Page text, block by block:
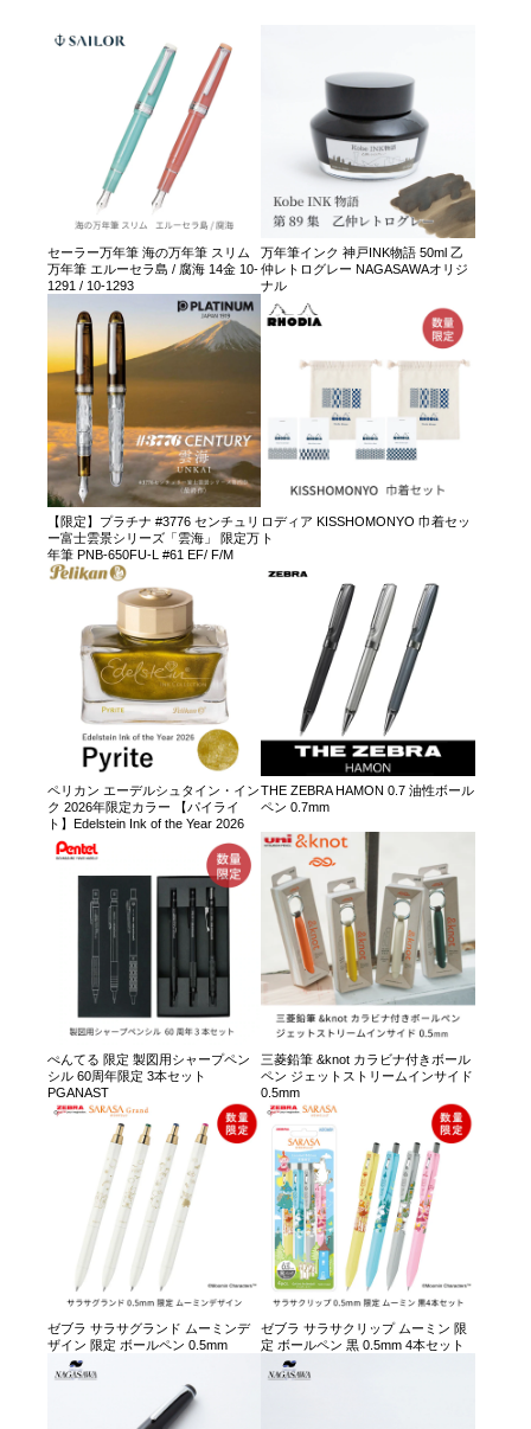
セーラー万年筆 海の万年筆 スリム
万年筆 エルーセラ島 / 腐海 14金 10-
1291 / 10-1293
万年筆インク 神戸INK物語 50ml 乙
仲レトログレー NAGASAWAオリジ
ナル
【限定】プラチナ #3776 センチュリ
ー富士雲景シリーズ「雲海」 限定万
年筆 PNB-650FU-L #61 EF/ F/M
ロディア KISSHOMONYO 巾着セッ
ト
ペリカン エーデルシュタイン・イン
ク 2026年限定カラー 【パイライ
ト】Edelstein Ink of the Year 2026
THE ZEBRA HAMON 0.7 油性ボール
ペン 0.7mm
ぺんてる 限定 製図用シャープペン
シル 60周年限定 3本セット
PGANAST
三菱鉛筆 &knot カラビナ付きボール
ペン ジェットストリームインサイド
0.5mm
ゼブラ サラサグランド ムーミンデ
ザイン 限定 ボールペン 0.5mm
ゼブラ サラサクリップ ムーミン 限
定 ボールペン 黒 0.5mm 4本セット